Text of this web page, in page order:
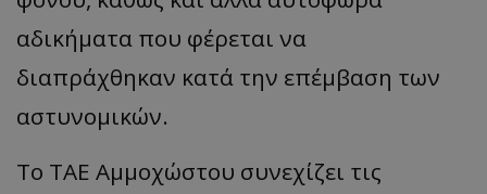
αδικήματα που φέρεται να
διαπράχθηκαν κατά την επέμβαση των
αστυνομικών.
Το ΤΑΕ Αμμοχώστου συνεχίζει τις